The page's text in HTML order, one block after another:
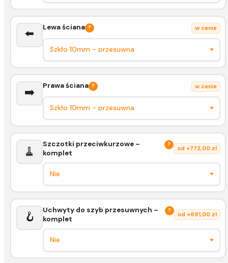
⬅️ Lewa ściana ? w cenie
➡️ Prawa ściana ? w cenie
🧹
Szczotki przeciwkurzowe –
komplet
?
od +772,00 zl
🪝
Uchwyty do szyb przesuwnych –
komplet
?
od +691,00 zl